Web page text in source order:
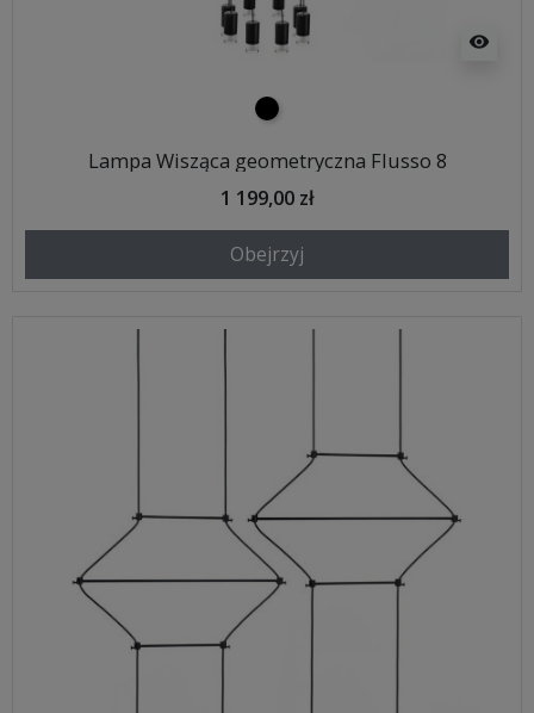
visibility
czarny
Lampa Wisząca geometryczna Flusso 8
1 199,00 zł
Obejrzyj